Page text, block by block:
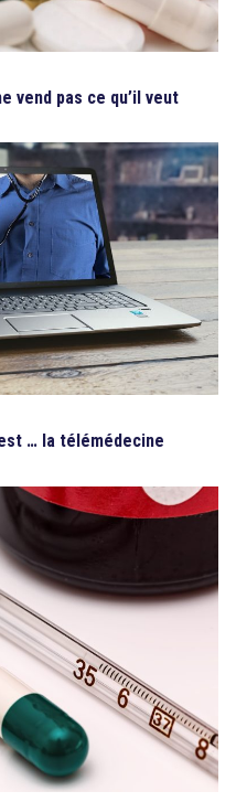
vend pas ce qu’il veut
… la télémédecine